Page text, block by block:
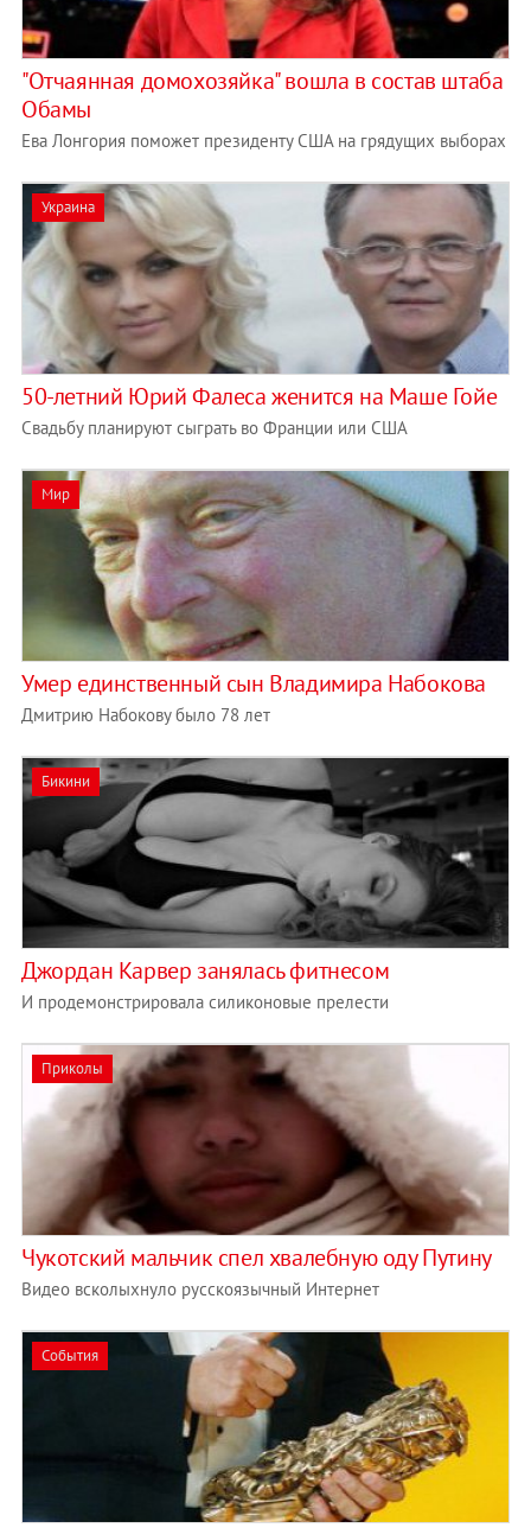
"Отчаянная домохозяйка" вошла в состав штаба
Обамы
Ева Лонгория поможет президенту США на грядущих выборах
Украина
50-летний Юрий Фалеса женится на Маше Гойе
Свадьбу планируют сыграть во Франции или США
Мир
Умер единственный сын Владимира Набокова
Дмитрию Набокову было 78 лет
Бикини
Джордан Карвер занялась фитнесом
И продемонстрировала силиконовые прелести
Приколы
Чукотский мальчик спел хвалебную оду Путину
Видео всколыхнуло русскоязычный Интернет
События